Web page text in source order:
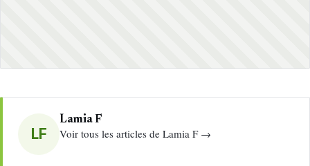
LF
Lamia F
Voir tous les articles de Lamia F →